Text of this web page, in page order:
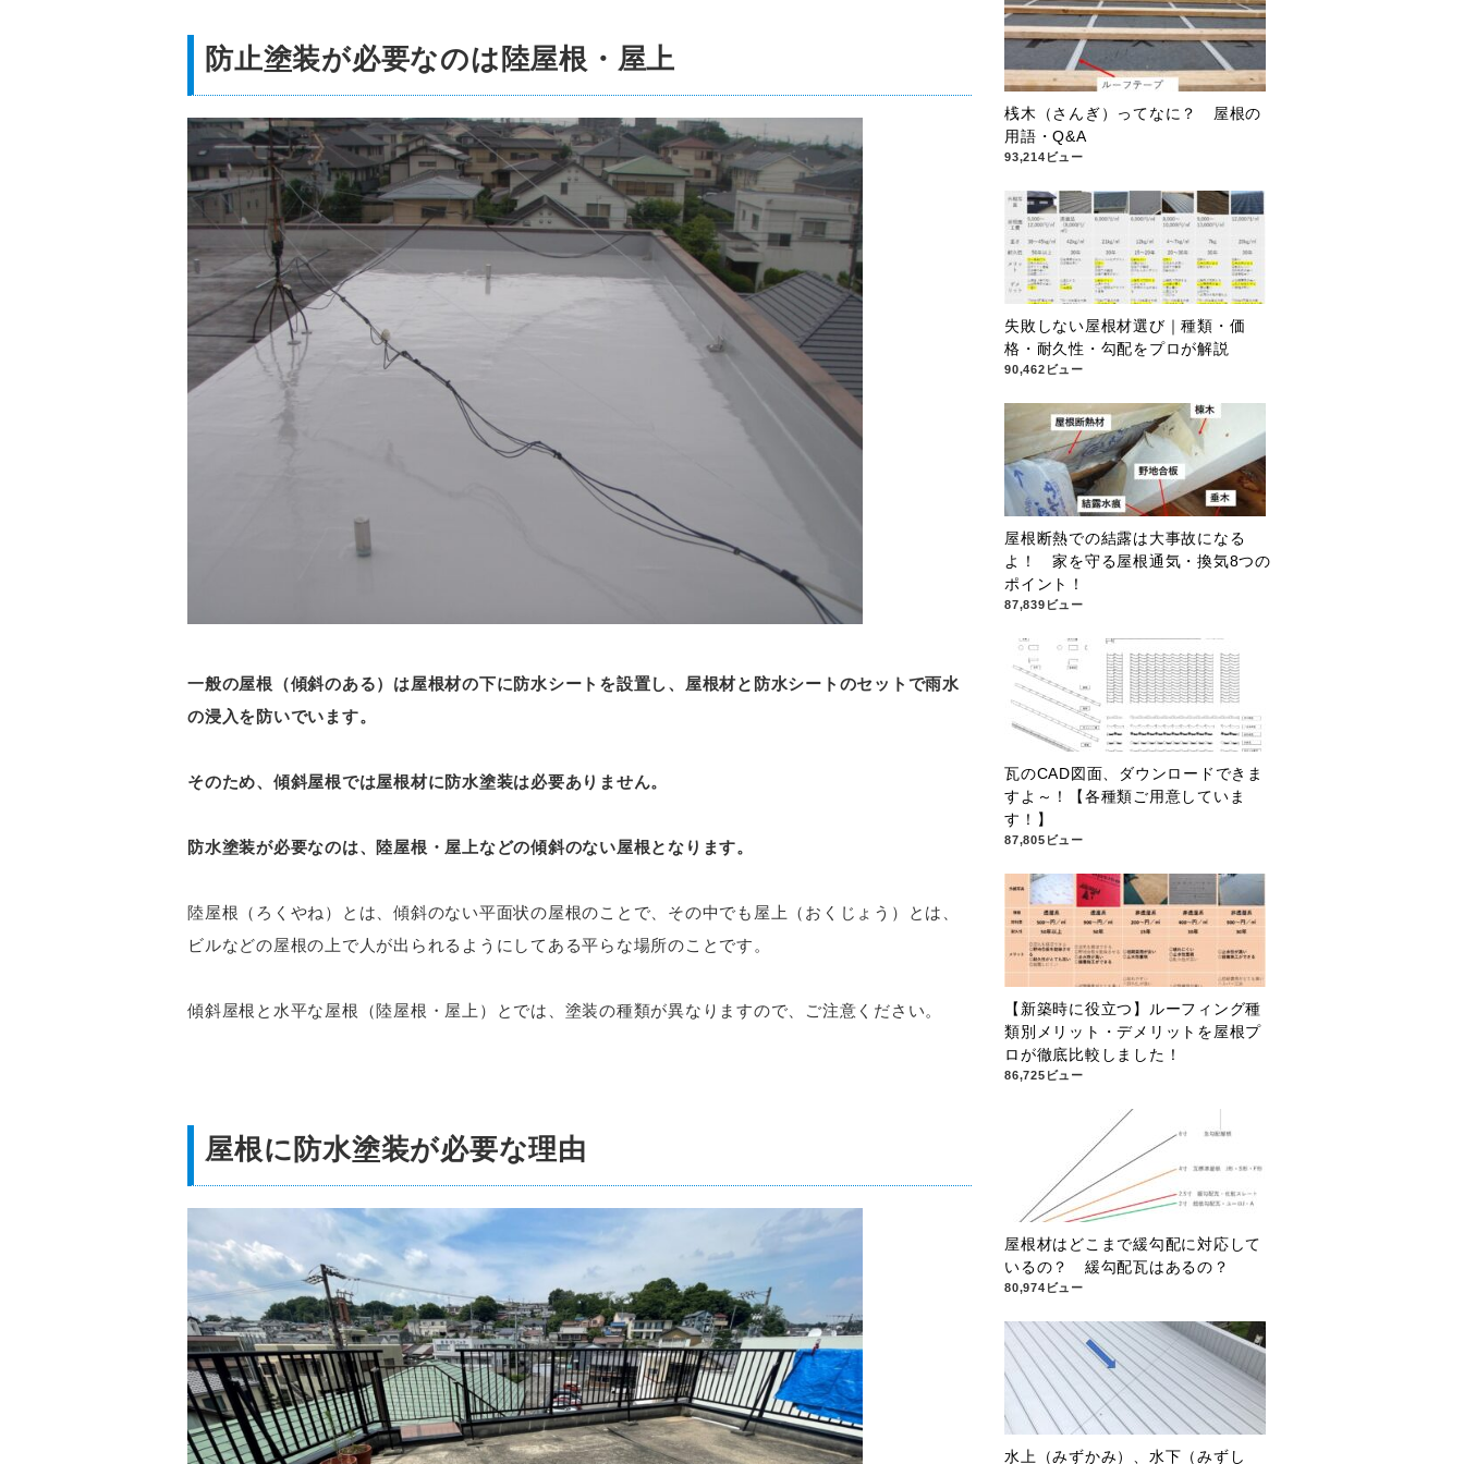
防止塗装が必要なのは陸屋根・屋上
一般の屋根（傾斜のある）は屋根材の下に防水シートを設置し、屋根材と防水シートのセットで雨水
の浸入を防いでいます。
そのため、傾斜屋根では屋根材に防水塗装は必要ありません。
防水塗装が必要なのは、陸屋根・屋上などの傾斜のない屋根となります。
陸屋根（ろくやね）とは、傾斜のない平面状の屋根のことで、その中でも屋上（おくじょう）とは、
ビルなどの屋根の上で人が出られるようにしてある平らな場所のことです。
傾斜屋根と水平な屋根（陸屋根・屋上）とでは、塗装の種類が異なりますので、ご注意ください。
屋根に防水塗装が必要な理由
桟木（さんぎ）ってなに？ 屋根の
用語・Q&A
93,214ビュー
失敗しない屋根材選び｜種類・価
格・耐久性・勾配をプロが解説
90,462ビュー
屋根断熱での結露は大事故になる
よ！ 家を守る屋根通気・換気8つの
ポイント！
87,839ビュー
瓦のCAD図面、ダウンロードできま
すよ～！【各種類ご用意していま
す！】
87,805ビュー
【新築時に役立つ】ルーフィング種
類別メリット・デメリットを屋根プ
ロが徹底比較しました！
86,725ビュー
屋根材はどこまで緩勾配に対応して
いるの？ 緩勾配瓦はあるの？
80,974ビュー
水上（みずかみ）、水下（みずし